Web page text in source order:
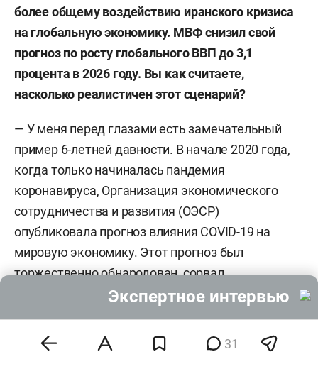
более общему воздействию иранского кризиса
на глобальную экономику. МВФ снизил свой
прогноз по росту глобальногоВВП до3,1
процента в 2026 году. Вы как считаете,
насколько реалистичен этот сценарий?
— У меня перед глазами есть замечательный
пример 6-летней давности. В начале 2020 года,
когда только начиналась пандемия
коронавируса, Организация экономического
сотрудничества и развития (ОЭСР)
опубликовала прогноз влияния COVID-19 на
мировую экономику. Этот прогноз был
торжественно обнародован, сорвал
аплодисменты и хвалебные отзывы. А потом
прогнозом предусмотрены не были. И его просто
отправили в корзину для бумаг.
31
Экспертное интервью